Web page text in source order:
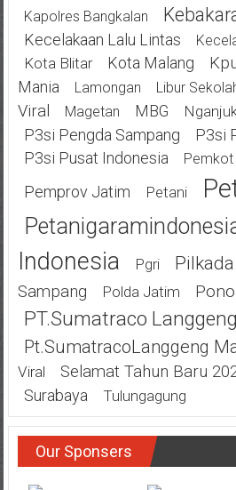
Kapolres Bangkalan
Kecelakaan Lalu Lintas
Kota Blitar Kota Malang
Mania
Lamongan Libur
Viral
Magetan MBG
P3si Pengda Sampang
P3si
P3si Pusat Indonesia
Pemkot
Pemprov Jatim Petani
Indonesia
Pgri
Sampang
Polda Jatim
PT.Sumatraco
Pt.SumatracoLanggeng
Viral
Selamat Tahun Baru
Surabaya
Tulungagung
Our Sponsers